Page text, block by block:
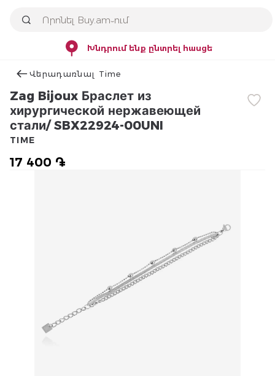
Խնդրում ենք ընտրել հասցե
Վերադառնալ Time
Zag Bijoux Браслет из
хирургической нержавеющей
стали/ SBX22924-00UNI
17 400 ֏
TIME